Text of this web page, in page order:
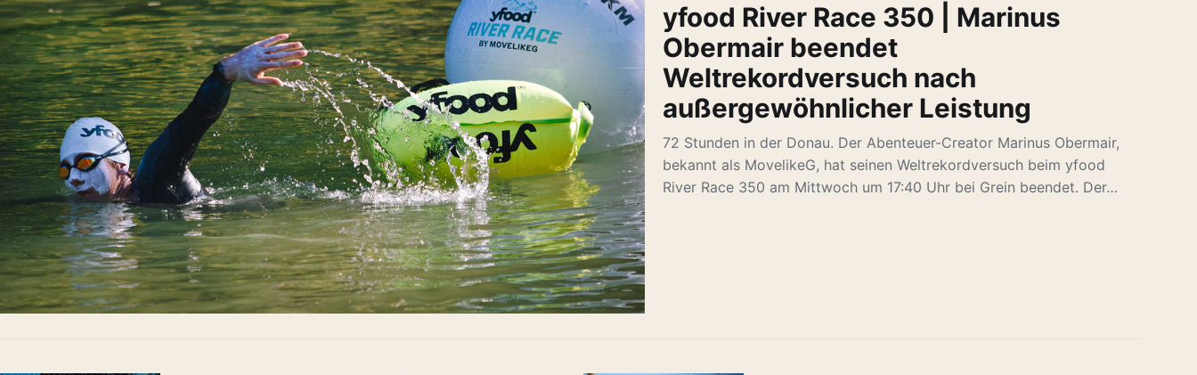
yfood River Race 350 | Marinus
Obermair beendet
Weltrekordversuch nach
außergewöhnlicher Leistung
72 Stunden in der Donau. Der Abenteuer-Creator Marinus Obermair,
bekannt als MovelikeG, hat seinen Weltrekordversuch beim yfood
River Race 350 am Mittwoch um 17:40 Uhr bei Grein beendet. Der…